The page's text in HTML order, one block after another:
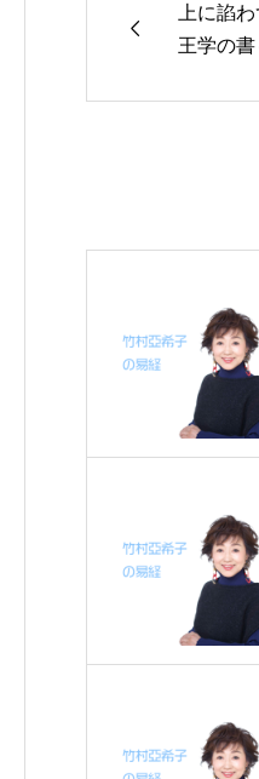

上に諂
王学の